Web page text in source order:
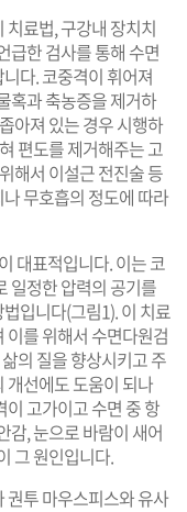
료법, 구강내 장치치
급한 검사를 통해 수면
다. 코중격이 휘어져
혹과 축농증을 제거하
아져 있는 경우 시행하
편도를 제거해주는 고
해서 이설근 전진술 등
무호흡의 정도에 따라
대표적입니다. 이는 코
일정한 압력의 공기를
입니다(그림1). 이 치료
를 위해서 수면다원검
의 질을 향상시키고 주
개선에도 도움이 되나
고가이고 수면 중 항
감, 눈으로 바람이 새어
그 원인입니다.
권투 마우스피스와 유사